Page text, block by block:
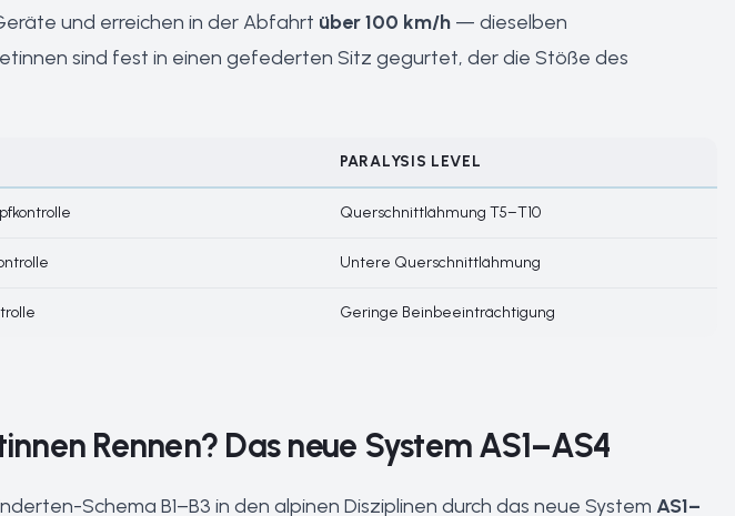
und erreichen in der Abfahrt über 100 km/h — dieselben
sind fest in einen gefederten Sitz gegurtet, der die Stöße des
PARALYSIS LEVEL
Querschnittlähmung T5–T10
Untere Querschnittlähmung
Geringe Beinbeeinträchtigung
Rennen? Das neue System AS1–AS4
Schema B1–B3 in den alpinen Disziplinen durch das neue System AS1–